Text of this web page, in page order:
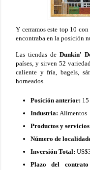
Y cerramos este top 10
encontraba en la posición
Las tiendas de Dunkin'
países, y sirven 52
caliente y fría, bagels,
horneados.
Posición anterior: 15
Industria: Alimentos
Productos y
Número de
Inversión Total:
Plazo del